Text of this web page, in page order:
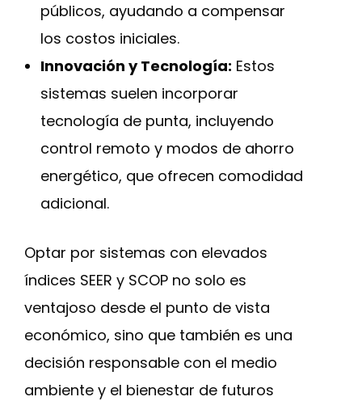
públicos, ayudando a compensar
los costos iniciales.
Innovación y Tecnología: Estos
sistemas suelen incorporar
tecnología de punta, incluyendo
control remoto y modos de ahorro
energético, que ofrecen comodidad
adicional.
Optar por sistemas con elevados
índices SEER y SCOP no solo es
ventajoso desde el punto de vista
económico, sino que también es una
decisión responsable con el medio
ambiente y el bienestar de futuros